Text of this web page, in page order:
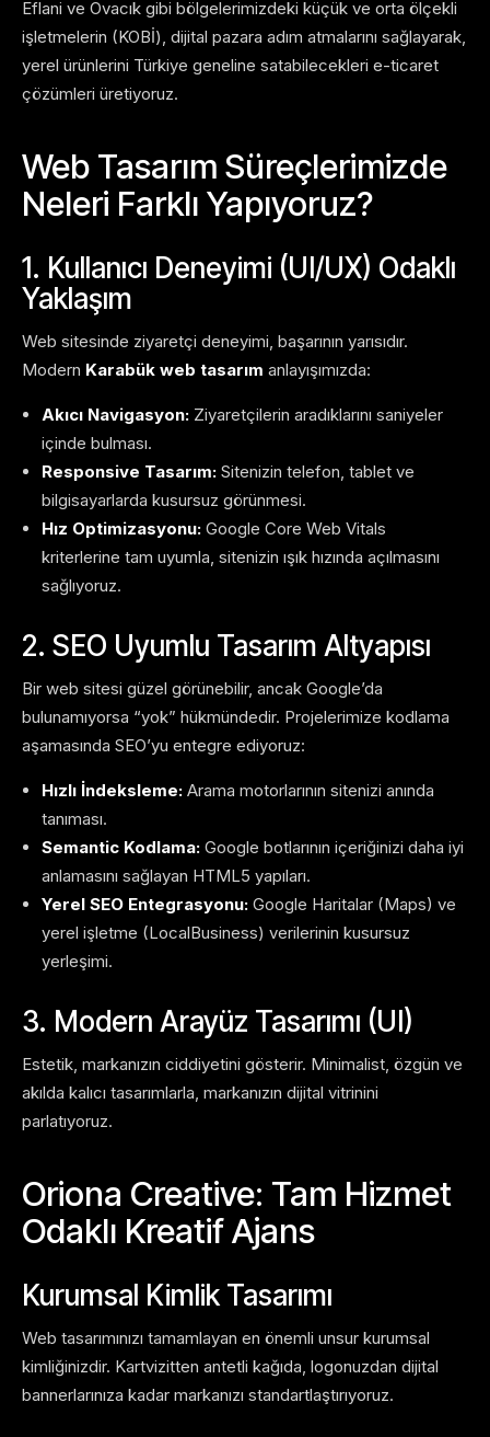
Eflani ve Ovacık gibi bölgelerimizdeki küçük ve orta ölçekli
işletmelerin (KOBİ), dijital pazara adım atmalarını sağlayarak,
yerel ürünlerini Türkiye geneline satabilecekleri e-ticaret
çözümleri üretiyoruz.
Web Tasarım Süreçlerimizde
Neleri Farklı Yapıyoruz?
1. Kullanıcı Deneyimi (UI/UX) Odaklı
Yaklaşım
Web sitesinde ziyaretçi deneyimi, başarının yarısıdır.
Modern Karabük web tasarım anlayışımızda:
Akıcı Navigasyon: Ziyaretçilerin aradıklarını saniyeler
içinde bulması.
Responsive Tasarım: Sitenizin telefon, tablet ve
bilgisayarlarda kusursuz görünmesi.
Hız Optimizasyonu: Google Core Web Vitals
kriterlerine tam uyumla, sitenizin ışık hızında açılmasını
sağlıyoruz.
2. SEO Uyumlu Tasarım Altyapısı
Bir web sitesi güzel görünebilir, ancak Google’da
bulunamıyorsa “yok” hükmündedir. Projelerimize kodlama
aşamasında SEO’yu entegre ediyoruz:
Hızlı İndeksleme: Arama motorlarının sitenizi anında
tanıması.
Semantic Kodlama: Google botlarının içeriğinizi daha iyi
anlamasını sağlayan HTML5 yapıları.
Yerel SEO Entegrasyonu: Google Haritalar (Maps) ve
yerel işletme (LocalBusiness) verilerinin kusursuz
yerleşimi.
3. Modern Arayüz Tasarımı (UI)
Estetik, markanızın ciddiyetini gösterir. Minimalist, özgün ve
akılda kalıcı tasarımlarla, markanızın dijital vitrinini
parlatıyoruz.
Oriona Creative: Tam Hizmet
Odaklı Kreatif Ajans
Kurumsal Kimlik Tasarımı
Web tasarımınızı tamamlayan en önemli unsur kurumsal
kimliğinizdir. Kartvizitten antetli kağıda, logonuzdan dijital
bannerlarınıza kadar markanızı standartlaştırıyoruz.